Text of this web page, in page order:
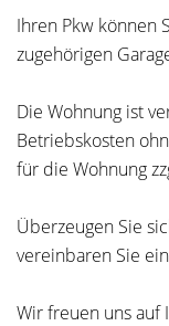
Ihren Pkw können
zugehörigen
Die Wohnung ist
Betriebskosten
für die Wohnung
Überzeugen Sie
vereinbaren Sie
Wir freuen uns auf